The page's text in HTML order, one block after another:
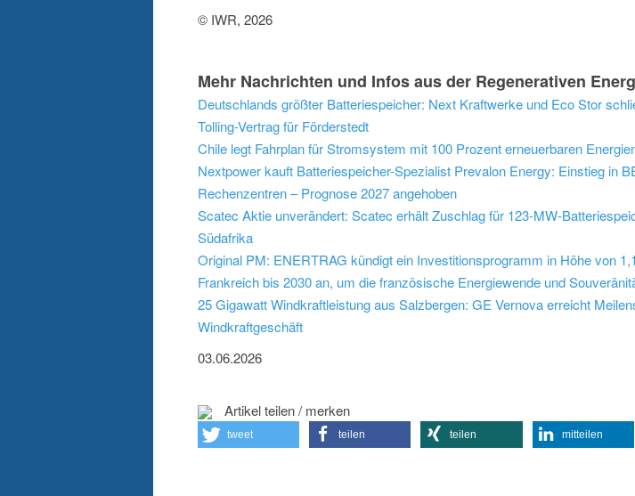
© IWR, 2026
Mehr Nachrichten und Infos aus der Regenerativen
Deutschlands größter Batteriespeicher: Next Kraftwerke und Eco Stor
Tolling-Vertrag für Förderstedt
Chile legt Fahrplan für Stromsystem mit 100 Prozent erneuerbaren
Nextpower kauft Batteriespeicher-Spezialist Prevalon Energy: Einstieg in
Rechenzentren – Prognose 2027 angehoben
Scatec Aktie unverändert: Scatec erhält Zuschlag für 123-MW-
Südafrika
Original PM: ENERTRAG kündigt ein Investitionsprogramm in Höhe von
Frankreich bis 2030 an, um die französische Energiewende und
25 Gigawatt Windkraftleistung aus Salzbergen: GE Vernova erreicht
Windkraftgeschäft
03.06.2026
Artikel teilen / merken
tweet teilen teilen mitteilen